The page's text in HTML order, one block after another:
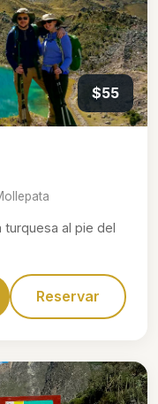
$55
turquesa al pie del
Reservar